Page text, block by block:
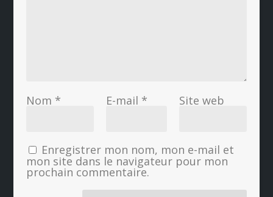
Nom * E-mail * Site web
Enregistrer mon nom, mon e-mail et
mon site dans le navigateur pour mon
prochain commentaire.